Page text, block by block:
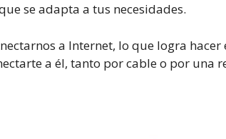
se adapta a tus necesidades.
a Internet, lo que logra
a él, tanto por cable o por una